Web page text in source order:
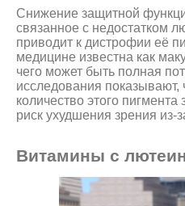
Снижение защитной
связанное с недостатком
приводит к дистрофии её
медицине известна как
чего может быть полная
исследования показывают,
количество этого
риск ухудшения зрения из-
Витамины с